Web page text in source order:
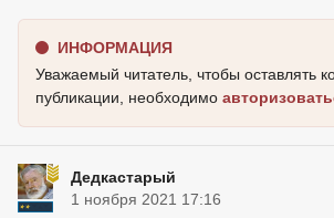
ИНФОРМАЦИЯ
Уважаемый читатель, чтобы оставлять
публикации, необходимо
Дедкастарый
1 ноября 2021 17:16